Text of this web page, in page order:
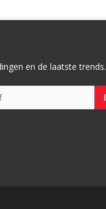
en de laatste trends.